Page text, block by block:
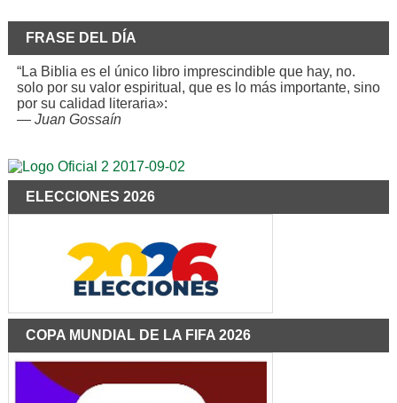
FRASE DEL DÍA
“La Biblia es el único libro imprescindible que hay, no.
solo por su valor espiritual, que es lo más importante, sino
por su calidad literaria»:
— Juan Gossaín
ELECCIONES 2026
COPA MUNDIAL DE LA FIFA 2026